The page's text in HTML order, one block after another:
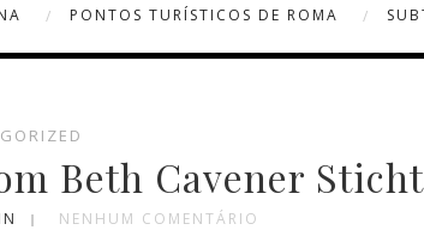
PONTOS TURÍSTICOS DE ROMA
Beth Cavener
NENHUM COMENTÁRIO